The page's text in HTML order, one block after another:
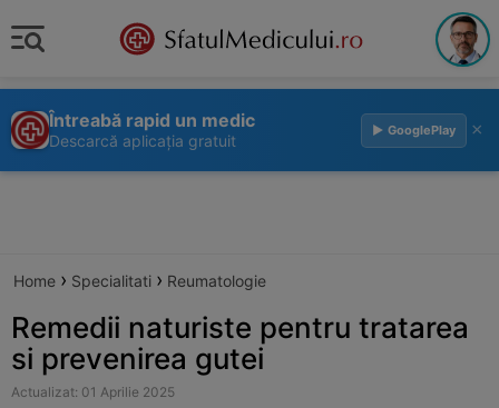
Întreabă rapid un medic
Descarcă aplicația gratuit
▶ GooglePlay ×
Home › Specialitati › Reumatologie
Remedii naturiste pentru tratarea
si prevenirea gutei
Actualizat: 01 Aprilie 2025